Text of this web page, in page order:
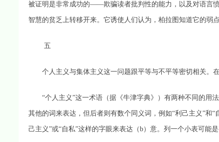
被证明是非常成功的——欺骗读者批判性的能力，以及对语言
智慧的贫乏上转移开来。它诱使人们认为，柏拉图知道它的弱
五
个人主义与集体主义这一问题跟平等与不平等密切相关。
“个人主义”这一术语（据《牛津字典》）有两种不同的用
其他的词来表达，但后者则有数个同义词，例如“利己主义”和
己主义”或“自私”这样的字眼来表达（b）意。列一个小表可能